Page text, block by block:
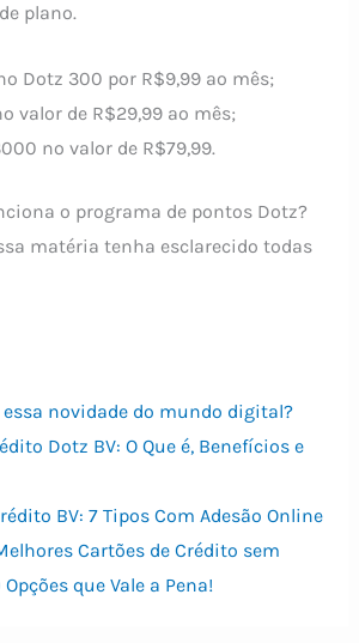
plano.
Dotz 300 por R$9,99 ao mês;
valor de R$29,99 ao mês;
no valor de R$79,99.
o programa de pontos Dotz?
matéria tenha esclarecido todas
essa novidade do mundo digital?
Dotz BV: O Que é, Benefícios e
BV: 7 Tipos Com Adesão Online
Cartões de Crédito sem
que Vale a Pena!